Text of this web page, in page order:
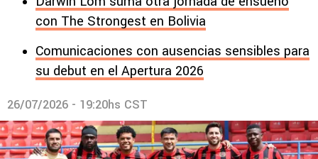
con The Strongest en Bolivia
Comunicaciones con ausencias sensibles para
su debut en el Apertura 2026
26/07/2026 - 19:20hs CST